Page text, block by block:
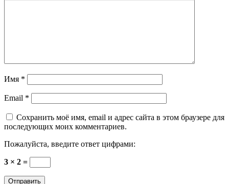
Имя *
Email *
Сохранить моё имя, email и адрес сайта в этом браузере для
последующих моих комментариев.
Пожалуйста, введите ответ цифрами:
3 × 2 =